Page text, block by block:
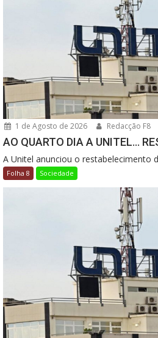
1 de Agosto de 2026 Redacção F8
AO QUARTO DIA A UNITEL…
A Unitel anunciou o restabelecimento
Folha 8 Sociedade